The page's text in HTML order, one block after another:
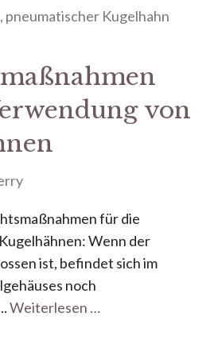
, pneumatischer Kugelhahn
von
für die
Wenn der
ist, befindet sich im
noch
Weiterlesen …